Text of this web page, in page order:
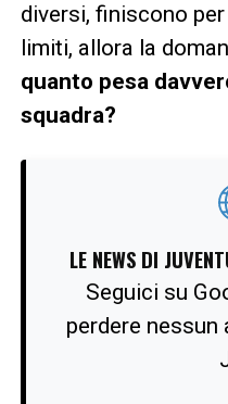
diversi, finiscono
limiti, allora la
quanto pesa
squadra?
LE NEWS DI
Seguici su
perdere nessun